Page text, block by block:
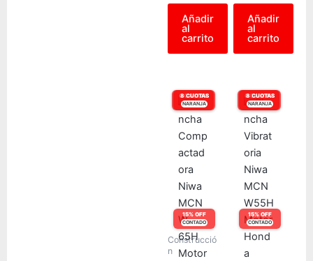
Añadir
al
carrito
Añadir
al
carrito
6 CUOTAS
VISA
8 CUOTAS
NARANJA
15% OFF
CONTADO
Construcció
n
6 CUOTAS
VISA
8 CUOTAS
NARANJA
15% OFF
CONTADO